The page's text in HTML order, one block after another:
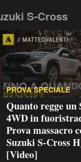
S-Cross
PROVA SPECIALE
Quanto regge un
4WD in
Prova massacro
Suzuki S-Cross
[Video]